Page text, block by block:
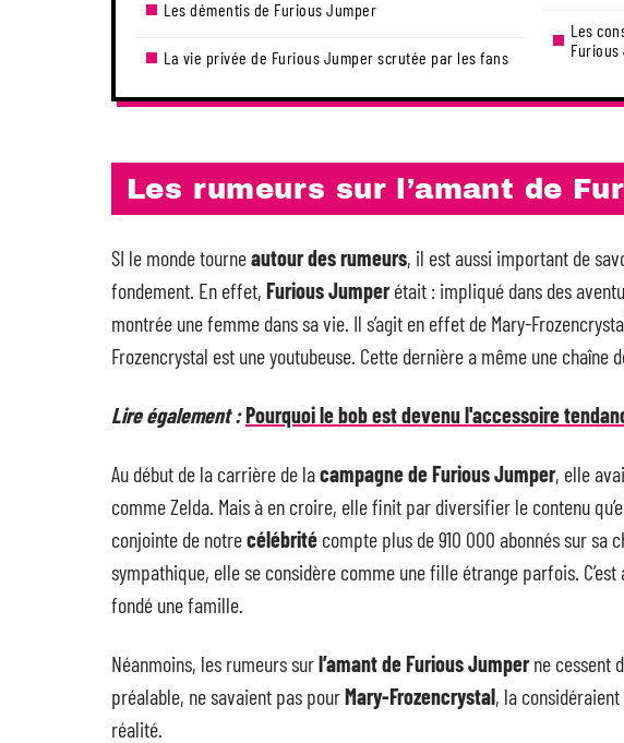
Les démentis de Furious Jumper
La vie privée de Furious Jumper scrutée par les fans
Les
Les rumeurs sur l’amant de
SI le monde tourneautour des rumeurs, il est aussi important de
fondement. En effet, Furious Jumperétait : impliqué dans des
montrée une femme dans sa vie. Il s’agit en effet de Mary-
Frozencrystal est une youtubeuse. Cette dernière a même une chaîne
Lire également :Pourquoi le bob est devenu l'accessoire
Au début de la carrière de lacampagne de Furious Jumper, elle
comme Zelda. Mais à en croire, elle finit par diversifier le contenu
conjointe de notrecélébrité compte plus de 910 000 abonnés sur sa
sympathique, elle se considère comme une fille étrange parfois.
fondé une famille.
Néanmoins, les rumeurs surl’amant de Furious Jumperne cessent
préalable, ne savaient pas pourMary-Frozencrystal, la
réalité.